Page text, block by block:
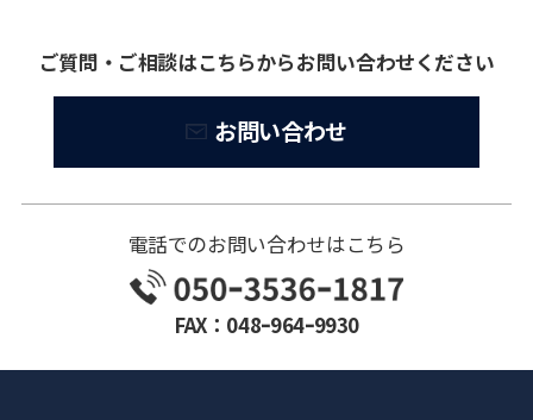
ご質問・ご相談はこちらからお問い合わせください
お問い合わせ
電話でのお問い合わせはこちら
FAX：048ｰ964ｰ9930